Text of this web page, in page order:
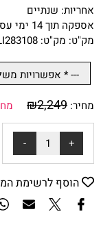
אחריות: שנתיים
אספקה תוך 14 ימי עסקים
מק"ט: מק"ט: ROLI283108
מחיר: ₪2,249
הוסף לרשימת